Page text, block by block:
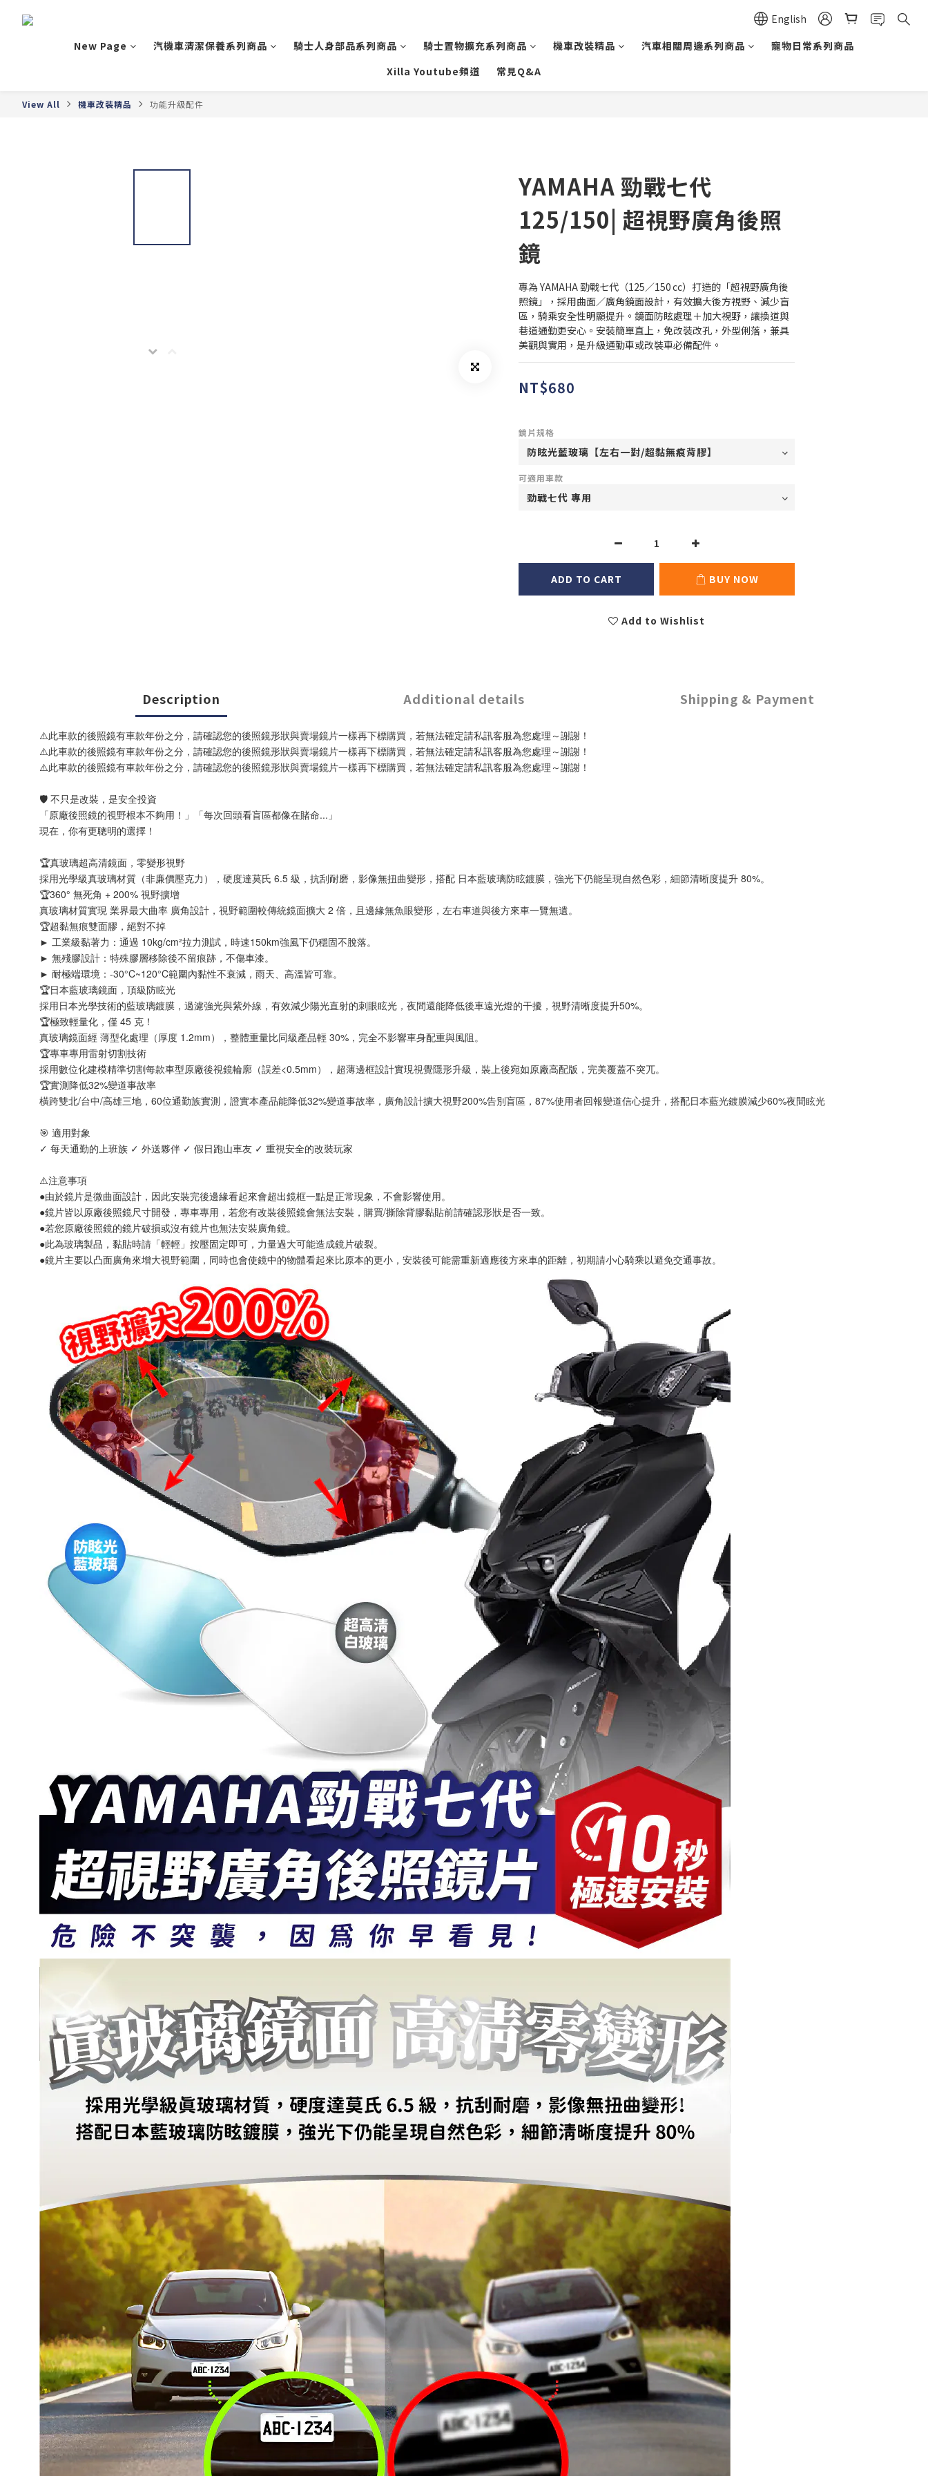
English
New Page
汽機車清潔保養系列商品 騎士人身部品系列商品 騎士置物擴充系列商品 機車改裝精品 汽車相關周邊系列商品
寵物日常系列商品
Xilla Youtube頻道
常見Q&A
View All 機車改裝精品 功能升級配件
YAMAHA 勁戰七代
125/150| 超視野廣角後照
鏡
專為 YAMAHA 勁戰七代（125／150 cc）打造的「超視野廣角後
照鏡」，採用曲面／廣角鏡面設計，有效擴大後方視野、減少盲
區，騎乘安全性明顯提升。鏡面防眩處理＋加大視野，讓換道與
巷道通勤更安心。安裝簡單直上，免改裝改孔，外型俐落，兼具
美觀與實用，是升級通勤車或改裝車必備配件。
NT$680
鏡片規格
可適用車款
ADD TO CART BUY NOW
Add to Wishlist
Description Additional details Shipping & Payment
⚠️此車款的後照鏡有車款年份之分，請確認您的後照鏡形狀與賣場鏡片一樣再下標購買，若無法確定請私訊客服為您處理～謝謝！
⚠️此車款的後照鏡有車款年份之分，請確認您的後照鏡形狀與賣場鏡片一樣再下標購買，若無法確定請私訊客服為您處理～謝謝！
⚠️此車款的後照鏡有車款年份之分，請確認您的後照鏡形狀與賣場鏡片一樣再下標購買，若無法確定請私訊客服為您處理～謝謝！
🛡️ 不只是改裝，是安全投資
「原廠後照鏡的視野根本不夠用！」「每次回頭看盲區都像在賭命...」
現在，你有更聰明的選擇！
🏆真玻璃超高清鏡面，零變形視野
採用光學級真玻璃材質（非廉價壓克力），硬度達莫氏 6.5 級，抗刮耐磨，影像無扭曲變形，搭配 日本藍玻璃防眩鍍膜，強光下仍能呈現自然色彩，細節清晰度提升 80%。
🏆360° 無死角 + 200% 視野擴增
真玻璃材質實現 業界最大曲率 廣角設計，視野範圍較傳統鏡面擴大 2 倍，且邊緣無魚眼變形，左右車道與後方來車一覽無遺。
🏆超黏無痕雙面膠，絕對不掉
► 工業級黏著力：通過 10kg/cm²拉力測試，時速150km強風下仍穩固不脫落。
► 無殘膠設計：特殊膠層移除後不留痕跡，不傷車漆。
► 耐極端環境：-30°C~120°C範圍內黏性不衰減，雨天、高溫皆可靠。
🏆日本藍玻璃鏡面，頂級防眩光
採用日本光學技術的藍玻璃鍍膜，過濾強光與紫外線，有效減少陽光直射的刺眼眩光，夜間還能降低後車遠光燈的干擾，視野清晰度提升50%。
🏆極致輕量化，僅 45 克！
真玻璃鏡面經 薄型化處理（厚度 1.2mm），整體重量比同級產品輕 30%，完全不影響車身配重與風阻。
🏆專車專用雷射切割技術
採用數位化建模精準切割每款車型原廠後視鏡輪廓（誤差<0.5mm），超薄邊框設計實現視覺隱形升級，裝上後宛如原廠高配版，完美覆蓋不突兀。
🏆實測降低32%變道事故率
橫跨雙北/台中/高雄三地，60位通勤族實測，證實本產品能降低32%變道事故率，廣角設計擴大視野200%告別盲區，87%使用者回報變道信心提升，搭配日本藍光鍍膜減少60%夜間眩光
🎯 適用對象
✓ 每天通勤的上班族 ✓ 外送夥伴 ✓ 假日跑山車友 ✓ 重視安全的改裝玩家
⚠️注意事項
●由於鏡片是微曲面設計，因此安裝完後邊緣看起來會超出鏡框一點是正常現象，不會影響使用。
●鏡片皆以原廠後照鏡尺寸開發，專車專用，若您有改裝後照鏡會無法安裝，購買/撕除背膠黏貼前請確認形狀是否一致。
●若您原廠後照鏡的鏡片破損或沒有鏡片也無法安裝廣角鏡。
●此為玻璃製品，黏貼時請「輕輕」按壓固定即可，力量過大可能造成鏡片破裂。
●鏡片主要以凸面廣角來增大視野範圍，同時也會使鏡中的物體看起來比原本的更小，安裝後可能需重新適應後方來車的距離，初期請小心騎乘以避免交通事故。